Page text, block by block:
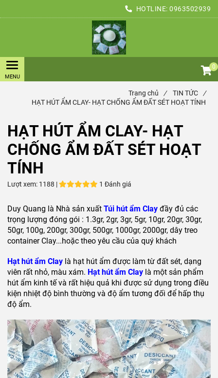
HOTLINE: 0963502939
0
Trang chủ / TIN TỨC
/
HẠT HÚT ẨM CLAY- HẠT CHỐNG ẨM ĐẤT SÉT HOẠT TÍNH
HẠT HÚT ẨM CLAY- HẠT
CHỐNG ẨM ĐẤT SÉT HOẠT
TÍNH
Lượt xem: 1188 | 1 Đánh giá
Duy Quang là Nhà sản xuất Túi hút ẩm Clay đầy đủ các
trọng lượng đóng gói : 1.3gr, 2gr, 3gr, 5gr, 10gr, 20gr, 30gr,
50gr, 100g, 200gr, 300gr, 500gr, 1000gr, 2000gr, dây treo
container Clay...hoặc theo yêu cầu của quý khách
Hạt hút ẩm Clay là hạt hút ẩm được làm từ đất sét, dạng
viên rất nhỏ, màu xám. Hạt hút ẩm Clay là một sản phẩm
hút ẩm kinh tế và rất hiệu quả khi được sử dụng trong điều
kiện nhiệt độ bình thường và độ ẩm tương đối để hấp thụ
độ ẩm.